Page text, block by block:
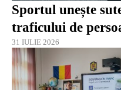
Sportul unește
traficului de
31 IULIE 2026